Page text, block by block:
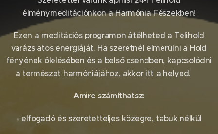
élménymeditációnkon a Harmónia Fészekben!
Ezen a meditációs programon átélheted a Telihold
varázslatos energiáját. Ha szeretnél elmerülni a Hold
fényének ölelésében és a belső csendben, kapcsolódni
a természet harmóniájához, akkor itt a helyed. 😊
Amire számíthatsz:
- elfogadó és szeretetteljes közegre, tabuk nélkül